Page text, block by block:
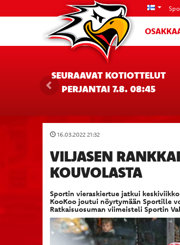
SEURAAVAT KOTIOTTELUT
PERJANTAI 7.8. 08:45
16.03.2022 21:32
VILJASEN
KOUVOLASTA
Sportin vieraskiertue jatkui
KooKoo joutui nöyrtymään Sportille
Ratkaisuosuman viimeisteli Sportin